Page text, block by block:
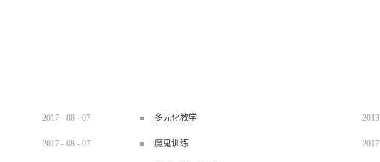
2017 - 08 - 07 多元化教学 2013
2017 - 08 - 07 魔鬼训练 2017